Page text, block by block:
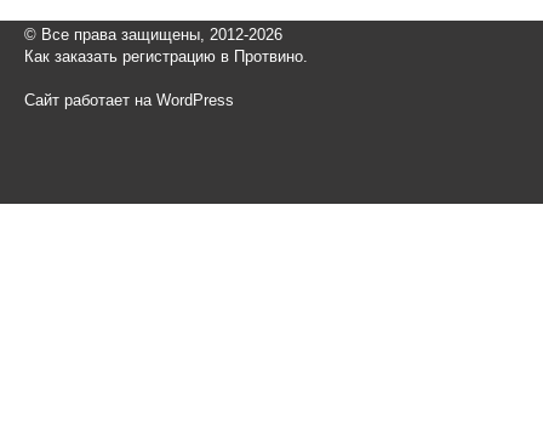
© Все права защищены, 2012-2026
Как заказать регистрацию в Протвино.
Сайт работает на WordPress